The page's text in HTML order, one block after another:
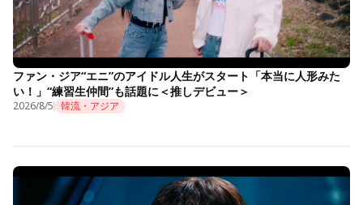
ファン・ジア“エニ”のアイドル人生がスタート「本当に人形みた
い！」“練習生仲間”も話題に＜推しデビュー＞
2026/8/5 韓流・アジア